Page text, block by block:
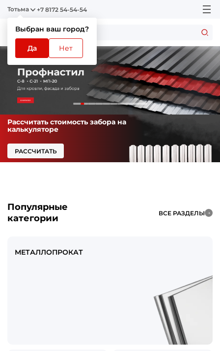
Тотьма
Выбран ваш город?
Да Нет
+7 8172 54-54-54
Рассчитать стоимость забора на
калькуляторе
РАССЧИТАТЬ
Популярные
категории
ВСЕ РАЗДЕЛЫ
МЕТАЛЛОПРОКАТ